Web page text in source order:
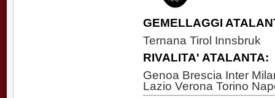
GEMELLAGGI
Ternana Tirol Innsbruk
RIVALITA' ATALANTA:
Genoa Brescia Inter
Lazio Verona Torino